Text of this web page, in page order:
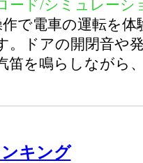
ード/シミュレーシ
で電車の運転を
。ドアの開閉音や
笛を鳴らしながら
キング